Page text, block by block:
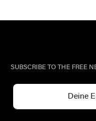
SUBSCRIBE TO THE FREE